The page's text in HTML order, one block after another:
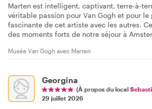
Marten est intelligent, captivant, terre-à-
véritable passion pour Van Gogh et pour
fascinante de cet artiste avec les autres.
des moments forts de notre séjour à
Musée Van Gogh avec Marten
Georgina
(À propos du local
29 juillet 2026